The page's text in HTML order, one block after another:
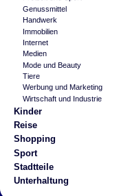
Genussmittel
Handwerk
Immobilien
Internet
Medien
Mode und Beauty
Tiere
Werbung und Marketing
Wirtschaft und Industrie
Kinder
Reise
Shopping
Sport
Stadtteile
Unterhaltung